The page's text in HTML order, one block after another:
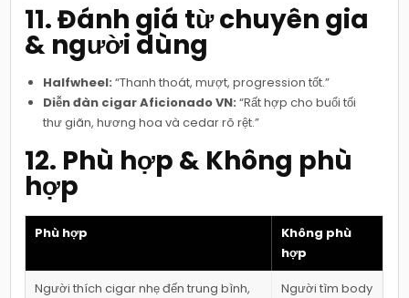
11. Đánh giá từ chuyên gia
& người dùng
Halfwheel: “Thanh thoát, mượt, progression tốt.”
Diễn đàn cigar Aficionado VN: “Rất hợp cho buổi tối
thư giãn, hương hoa và cedar rõ rệt.”
12. Phù hợp & Không phù
hợp
Phù hợp
Không phù
hợp
Người thích cigar nhẹ đến trung bình,
Người tìm body